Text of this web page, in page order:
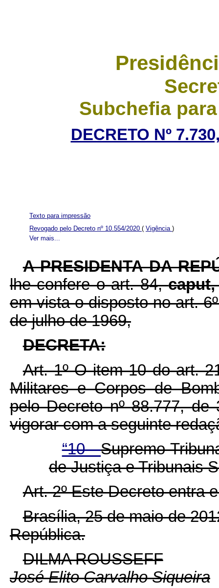
Subchefia
DECRETO Nº
Ver mais...
Texto para impressão
Revogado pelo Decreto nº 10.554/2020 ( Vigência )
A PRESIDENTA DA
lhe confere o art. 84,
em vista o disposto no art.
de julho de1969,
DECRETA:
Art. 1ºO item 10 do art.
Militares e Corpos de
pelo Decreto nº 88.777,
vigorar com a seguinte
“10 -Supremo
de Justiça e Tribunais
Art. 2º Este Decreto entra
Brasília, 25 de maio de
República.
DILMA ROUSSEFF
José Elito Carvalho Siqueira